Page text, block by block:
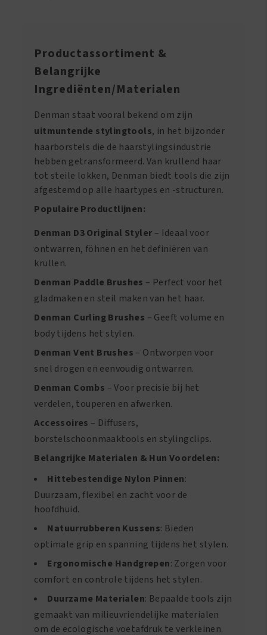
Productassortiment &
Belangrijke
Ingrediënten/Materialen
Denman staat vooral bekend om zijn
uitmuntende stylingtools, in het bijzonder
haarborstels die de haarstylingsindustrie
hebben getransformeerd. Van krullend haar
tot steile lokken, Denman biedt tools die zijn
afgestemd op alle haartypes en -structuren.
Populaire Productlijnen:
Denman D3 Original Styler – Ideaal voor
ontwarren, föhnen en het definiëren van
krullen.
Denman Paddle Brushes – Perfect voor het
gladmaken en steil maken van het haar.
Denman Curling Brushes – Geeft volume en
body tijdens het stylen.
Denman Vent Brushes – Ontworpen voor
snel drogen en eenvoudig ontwarren.
Denman Combs – Voor precisie bij het
verdelen, touperen en afwerken.
Accessoires – Diffusers,
borstelschoonmaaktools en stylingclips.
Belangrijke Materialen & Hun Voordelen:
Hittebestendige Nylon Pinnen:
Duurzaam, flexibel en zacht voor de
hoofdhuid.
Natuurrubberen Kussens: Bieden
optimale grip en spanning tijdens het stylen.
Ergonomische Handgrepen: Zorgen voor
comfort en controle tijdens het stylen.
Duurzame Materialen: Bepaalde tools zijn
gemaakt van milieuvriendelijke materialen
om de ecologische voetafdruk te verkleinen.